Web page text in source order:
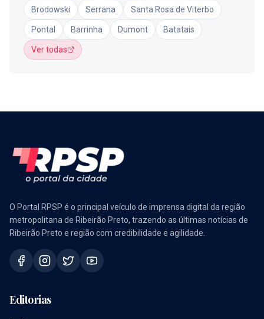
Brodowski Serrana Santa Rosa de Viterbo
Pontal Barrinha Dumont Batatais
Ver todas
O Portal RPSP é o principal veículo de imprensa digital da região
metropolitana de Ribeirão Preto, trazendo as últimas notícias de
Ribeirão Preto e região com credibilidade e agilidade.
Editorias